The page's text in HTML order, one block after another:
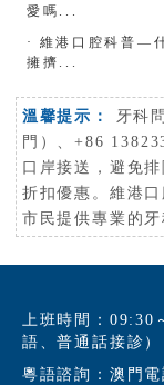
愛嗎...
·
維港口腔科普—
擁擠...
溫馨提示：
牙科
門）、+86
口岸接送，避免
折扣優惠。維港
市民提供專業的牙
上班時間：09:30
語、普通話接診）
粵語諮詢：澳門